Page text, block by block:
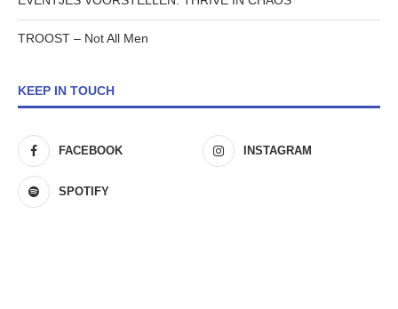
TROOST – Not All Men
KEEP IN TOUCH
FACEBOOK INSTAGRAM
SPOTIFY